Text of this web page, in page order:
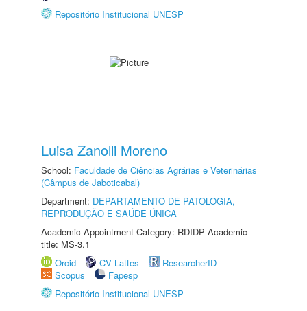
Repositório Institucional UNESP
Luisa Zanolli Moreno
School: Faculdade de Ciências Agrárias e Veterinárias
(Câmpus de Jaboticabal)
Department: DEPARTAMENTO DE PATOLOGIA,
REPRODUÇÃO E SAÚDE ÚNICA
Academic Appointment Category: RDIDP Academic
title: MS-3.1
Orcid
CV Lattes
ResearcherID
Scopus
Fapesp
Repositório Institucional UNESP